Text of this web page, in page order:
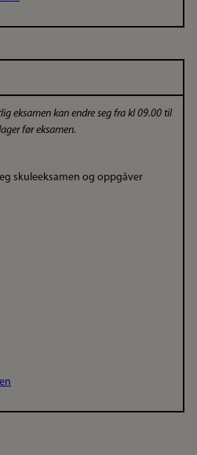
eksamen kan endre seg fra kl 09.00 til
før eksamen.
skuleeksamen og oppgåver